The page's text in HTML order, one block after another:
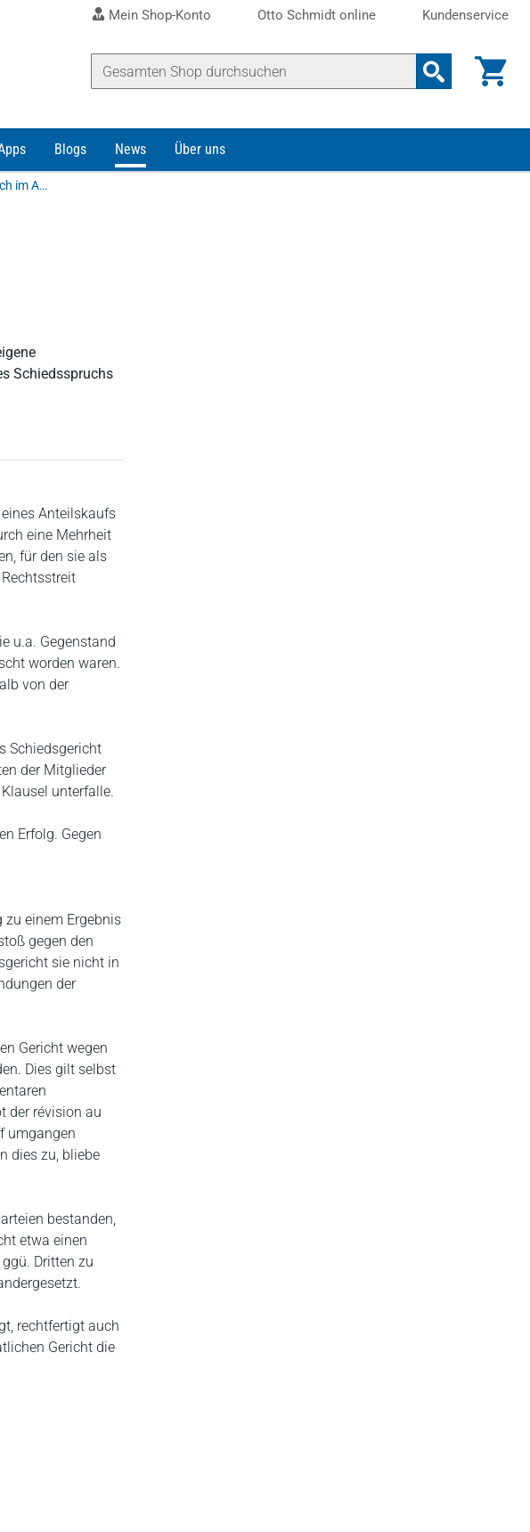
Mein Shop-Konto Otto Schmidt online Kundenservice
Blogs News Über uns
Keine erneute Beweisaufnahme über einen Schiedsspruch im Aufhebungsverfahren
Schiedsspruchs
Anteilskaufs
eine Mehrheit
für den sie als
u.a. Gegenstand
worden waren.
von der
Schiedsgericht
der Mitglieder
unterfalle.
Erfolg. Gegen
zu einem Ergebnis
gegen den
sie nicht in
der
Gericht wegen
Dies gilt selbst
der révision au
umgangen
dies zu, bliebe
bestanden,
etwa einen
Dritten zu
rechtfertigt auch
Gericht die